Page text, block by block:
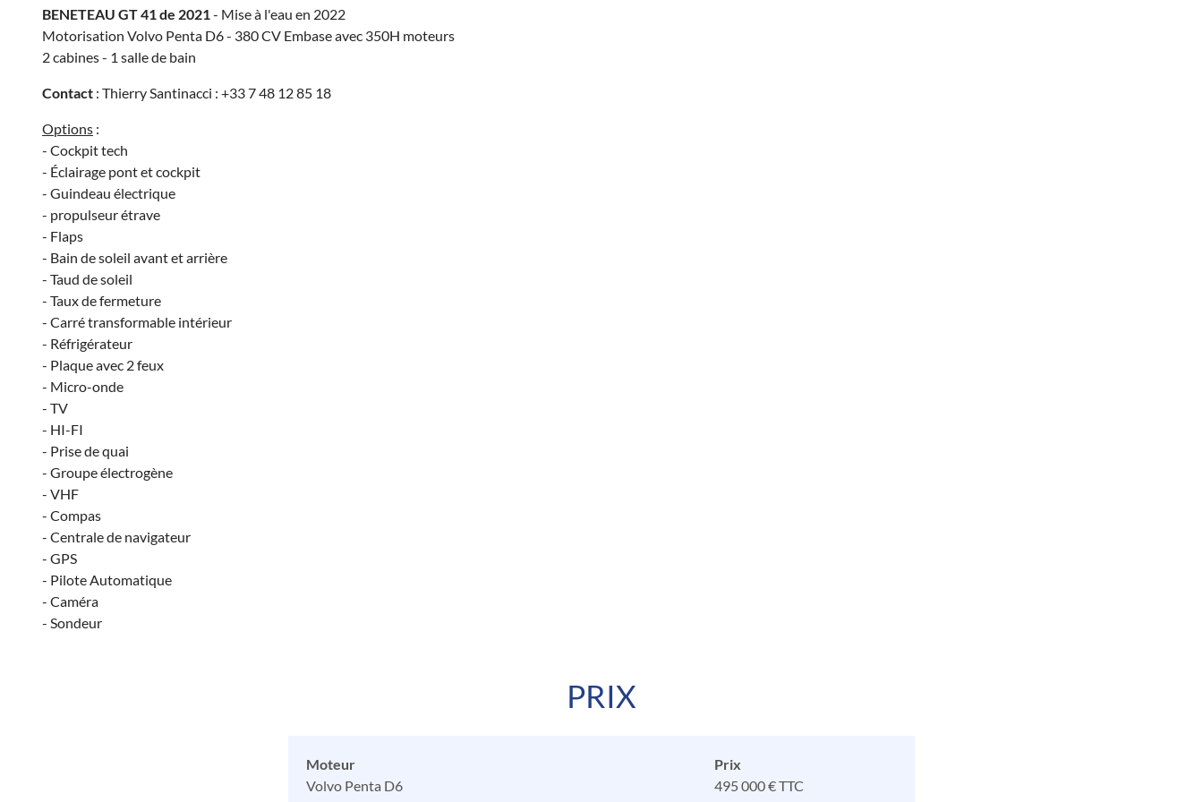
BENETEAU GT 41 de 2021- Mise à l'eau en 2022
Motorisation Volvo Penta D6 - 380 CV Embase avec 350H moteurs
2 cabines - 1 salle de bain
Contact : Thierry Santinacci : +33 7 48 12 85 18
Options :
- Cockpit tech
- Éclairage pont et cockpit
- Guindeau électrique
- propulseur étrave
- Flaps
- Bain de soleil avant et arrière
- Taud de soleil
- Taux de fermeture
- Carré transformable intérieur
- Réfrigérateur
- Plaque avec 2 feux
- Micro-onde
- TV
- HI-FI
- Prise de quai
- Groupe électrogène
- VHF
- Compas
- Centrale de navigateur
- GPS
- Pilote Automatique
- Caméra
- Sondeur
PRIX
Moteur
Prix
Volvo Penta D6
495 000 € TTC